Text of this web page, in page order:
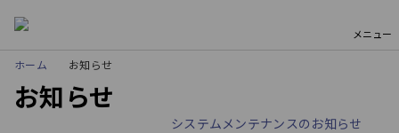
メニュー
ホーム お知らせ
お知らせ
システムメンテナンスのお知らせ